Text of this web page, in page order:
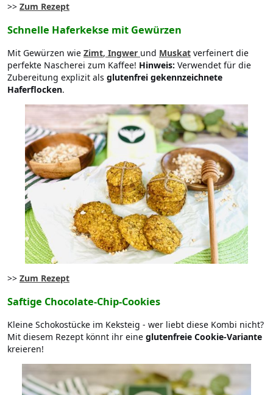
>> Zum Rezept
Schnelle Haferkekse mit Gewürzen
Mit Gewürzen wie Zimt, Ingwer und Muskat verfeinert die
perfekte Nascherei zum Kaffee! Hinweis: Verwendet für die
Zubereitung explizit als glutenfrei gekennzeichnete
Haferflocken.
>> Zum Rezept
Saftige Chocolate-Chip-Cookies
Kleine Schokostücke im Keksteig - wer liebt diese Kombi nicht?
Mit diesem Rezept könnt ihr eine glutenfreie Cookie-Variante
kreieren!